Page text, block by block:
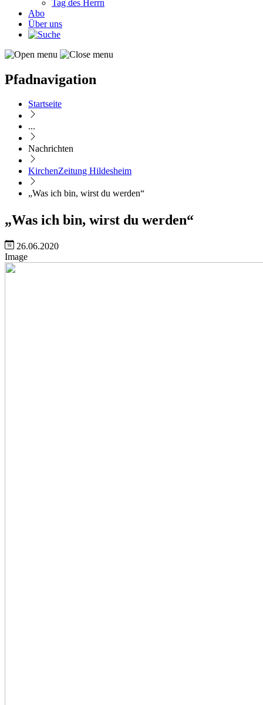
Tag des Herrn
Abo
Über uns
Pfadnavigation
Startseite
...
Nachrichten
KirchenZeitung Hildesheim
„Was ich bin, wirst du werden“
„Was ich bin, wirst du werden“
26.06.2020
Image